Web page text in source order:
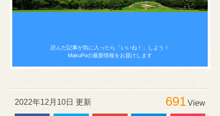
読んだ記事が気に入ったら 「いいね！」しよう！
MakuPoの最新情報をお届けします
2022年12月10日 更新 691View